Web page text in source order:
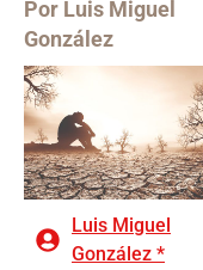
Por Luis Miguel
González
Luis Miguel
González *